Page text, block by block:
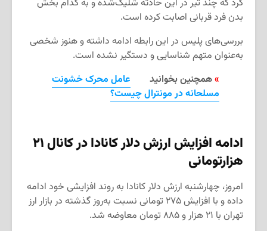
کرد که چند تیر در این حادثه شلیک‌شده و به کدام بخش
بدن فرد قربانی اصابت کرده است.
بررسی‌های پلیس در این رابطه ادامه داشته و هنوز شخصی
به‌عنوان متهم شناسایی و دستگیر نشده است.
»همچنین بخوانید عامل محرک خشونت
مسلحانه در مونترال چیست؟
ادامه افزایش ارزش دلار کانادا در کانال۲۱
هزارتومانی
امروز، چهارشنبه ارزش دلار کانادا به روند افزایشی خود ادامه
داده و با افزایش ۲۷۵ تومانی نسبت به‌روز گذشته در بازار ارز
تهران با ۲۱ هزار و ۸۸۵ تومان معاوضه شد.